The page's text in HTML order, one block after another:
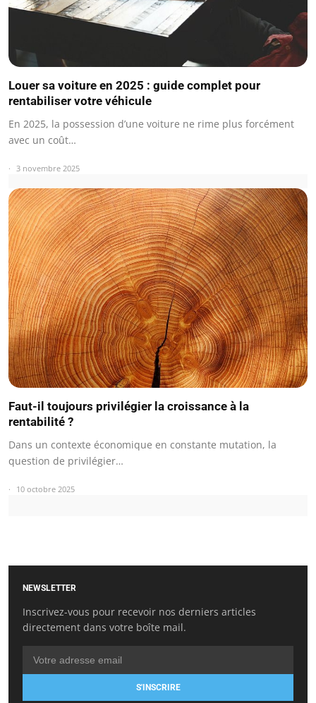
Louer sa voiture en 2025 : guide complet pour
rentabiliser votre véhicule
En 2025, la possession d’une voiture ne rime plus forcément
avec un coût…
3 novembre 2025
Faut-il toujours privilégier la croissance à la
rentabilité ?
Dans un contexte économique en constante mutation, la
question de privilégier…
10 octobre 2025
NEWSLETTER
Inscrivez-vous pour recevoir nos derniers articles
directement dans votre boîte mail.
S'INSCRIRE